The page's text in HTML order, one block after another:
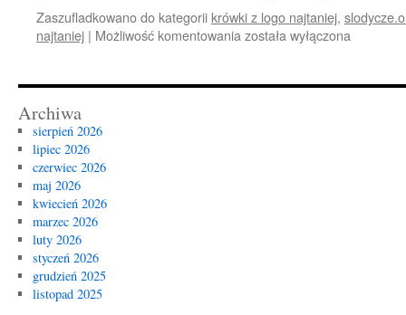
Zaszufladkowano do kategorii krówki z logo najtaniej,
najtaniej | Możliwość komentowania Krówki
najtaniej
została wyłączona
Archiwa
sierpień 2026
lipiec 2026
czerwiec 2026
maj 2026
kwiecień 2026
marzec 2026
luty 2026
styczeń 2026
grudzień 2025
listopad 2025